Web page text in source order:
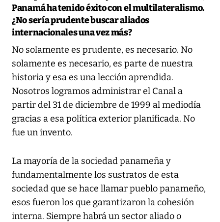
Panamá ha tenido éxito con el multilateralismo.
¿No sería prudente buscar aliados
internacionales una vez más?
No solamente es prudente, es necesario. No
solamente es necesario, es parte de nuestra
historia y esa es una lección aprendida.
Nosotros logramos administrar el Canal a
partir del 31 de diciembre de 1999 al mediodía
gracias a esa política exterior planificada. No
fue un invento.
La mayoría de la sociedad panameña y
fundamentalmente los sustratos de esta
sociedad que se hace llamar pueblo panameño,
esos fueron los que garantizaron la cohesión
interna. Siempre habrá un sector aliado o